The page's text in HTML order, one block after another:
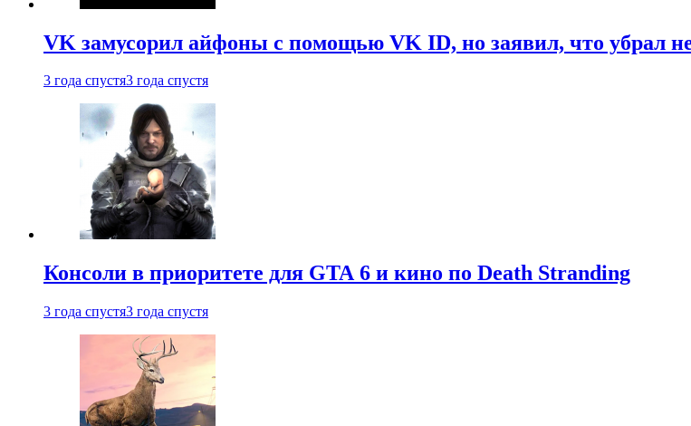
VK замусорил айфоны с помощью VK ID, но заявил, что убрал
3 года спустя3 года спустя
Консоли в приоритете для GTA 6 и кино по Death Stranding
3 года спустя3 года спустя